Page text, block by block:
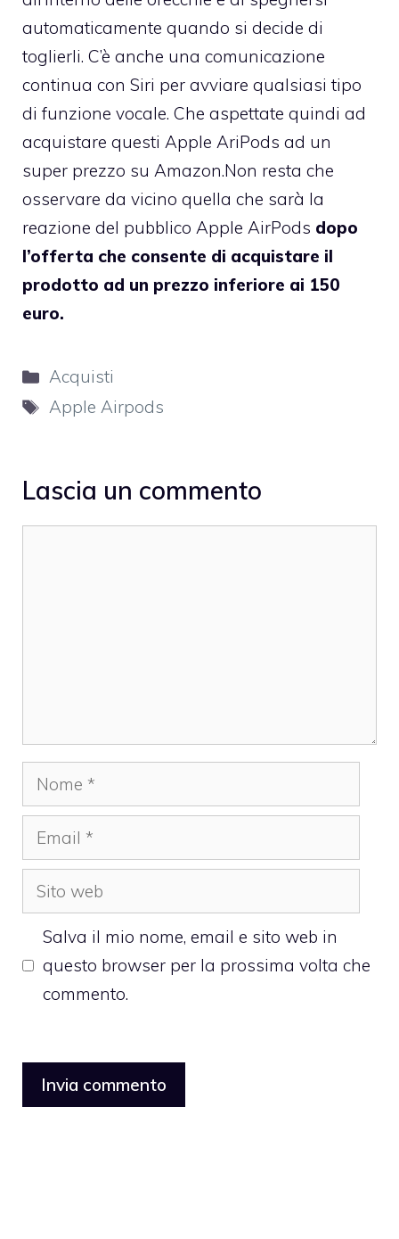
automaticamente quando si decide di
toglierli. C’è anche una comunicazione
continua con Siri per avviare qualsiasi tipo
di funzione vocale. Che aspettate quindi ad
acquistare questi Apple AriPods ad un
super prezzo su Amazon.Non resta che
osservare da vicino quella che sarà la
reazione del pubblico Apple AirPods dopo
l’offerta che consente di acquistare il
prodotto ad un prezzo inferiore ai 150
euro.
Categorie
Acquisti
Tag
Apple Airpods
Lascia un commento
Nome
Email
Sito
web
Salva il mio nome, email e sito web in
questo browser per la prossima volta che
commento.